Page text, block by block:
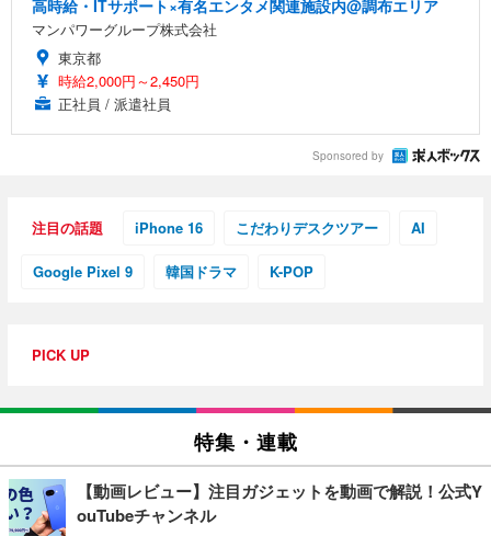
高時給・ITサポート×有名エンタメ関連施設内@調布エリア
マンパワーグループ株式会社
東京都
時給2,000円～2,450円
正社員 / 派遣社員
Sponsored by
注目の話題 iPhone 16 こだわりデスクツアー AI
Google Pixel 9 韓国ドラマ K-POP
PICK UP
特集・連載
【動画レビュー】注目ガジェットを動画で解説！公式Y
ouTubeチャンネル